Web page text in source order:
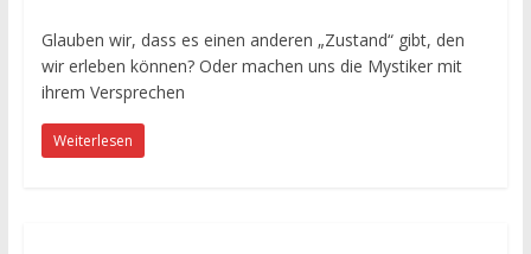
Glauben wir, dass es einen anderen „Zustand“ gibt, den
wir erleben können? Oder machen uns die Mystiker mit
ihrem Versprechen
Weiterlesen